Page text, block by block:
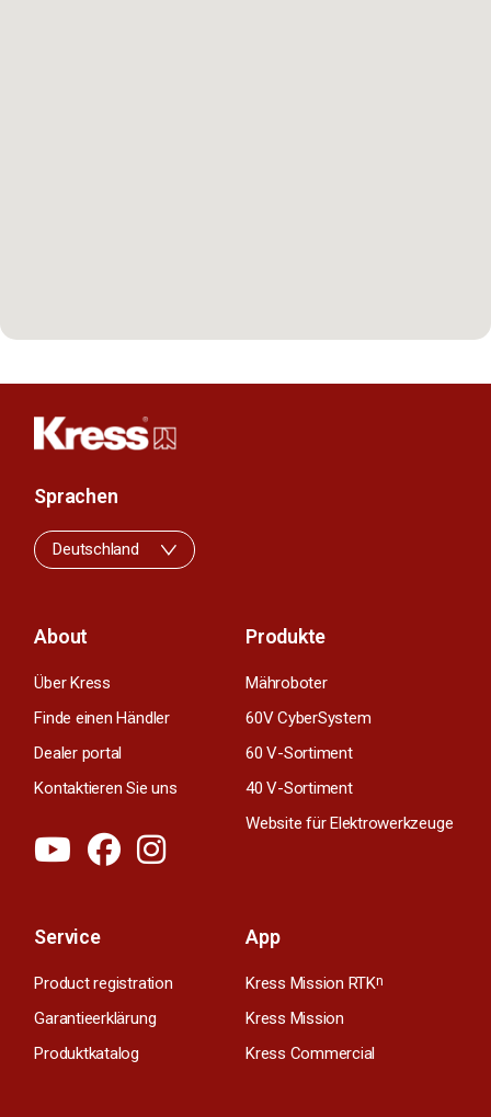
About
Über Kress
Finde einen Händler
Dealer portal
Kontaktieren Sie uns
Produkte
Mähroboter
60V CyberSystem
60 V-Sortiment
40 V-Sortiment
Website für Elektrowerkzeuge
Service
Product registration
Garantieerklärung
Produktkatalog
App
Kress Mission RTKn
Kress Mission
Kress Commercial
Sprachen
Deutschland